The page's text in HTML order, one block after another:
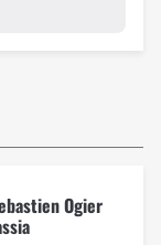
Ogier